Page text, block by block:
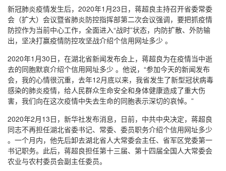
新冠肺炎疫情发生后，2020年1月23日，蒋超良主持召开省委常委
会（扩大）会议暨省肺炎防控指挥部第二次会议强调，要把抓疫情
防控作为当前中心工作，全面进入“战时”状态，内防扩散、外防输
出，坚决打赢疫情防控攻坚战介绍个信用网址多少 。
2020年1月30日，在湖北省新闻发布会上，蒋超良为在疫情当中逝
去的同胞默哀介绍个信用网址多少 。他说，“参加今天的新闻发布
会，我的心情很沉重，去年12月底以来，我省发生了新型冠状病毒
感染的肺炎疫情，给人民群众生命安全和身体健康造成了重大伤
害，我们向在这次疫情中失去生命的同胞表示深切的哀悼。”
2020年2月13日，新华社发布消息，日前，中共中央决定，蒋超良
同志不再担任湖北省委书记、常委、委员职务介绍个信用网址多少
。一个月内，他先后卸去湖北省人大常委会主任、省军区党委第一
书记职务。此后，蒋超良担任第十三届、第十四届全国人大常委会
农业与农村委员会副主任委员。